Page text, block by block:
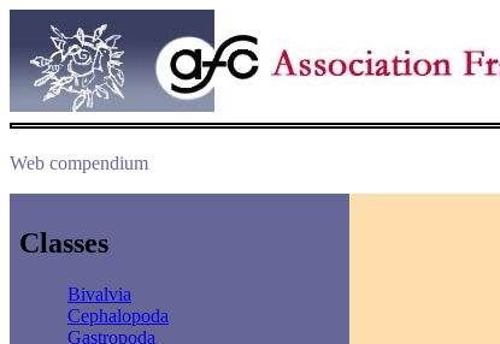
Web compendium
Classes
Bivalvia
Cephalopoda
Gastropoda